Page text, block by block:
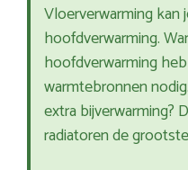
Vloerverwarming kan
hoofdverwarming.
hoofdverwarming
warmtebronnen
extra bijverwarming?
radiatoren de